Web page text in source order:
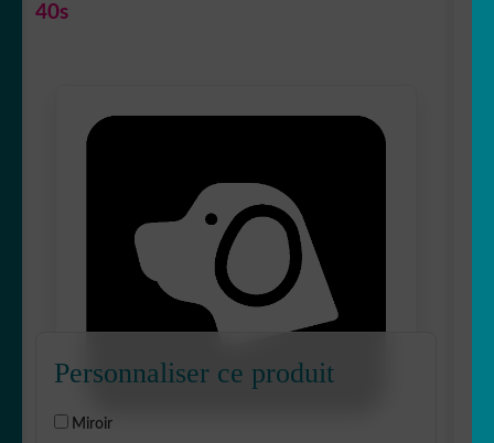
39s
Personnaliser ce produit
Miroir